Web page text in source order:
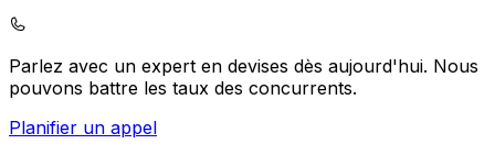
Parlez avec un expert en devises dès aujourd'hui. Nous
pouvons battre les taux des concurrents.
Planifier un appel